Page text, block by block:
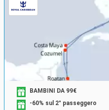
BAMBINI DA 99€
-60% sul 2° passeggero